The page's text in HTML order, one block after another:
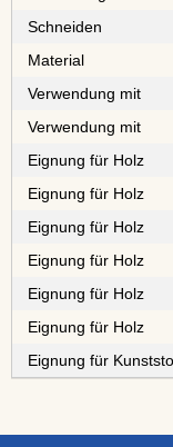
Schneiden
Material
Verwendung mit
Verwendung mit
Eignung für Holz
Eignung für Holz
Eignung für Holz
Eignung für Holz
Eignung für Holz
Eignung für Holz
Eignung für